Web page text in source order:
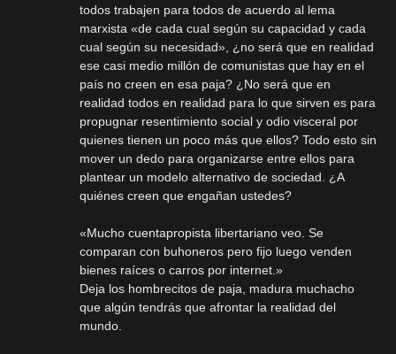
todos trabajen para todos de acuerdo al lema
marxista «de cada cual según su capacidad y cada
cual según su necesidad», ¿no será que en realidad
ese casi medio millón de comunistas que hay en el
país no creen en esa paja? ¿No será que en
realidad todos en realidad para lo que sirven es para
propugnar resentimiento social y odio visceral por
quienes tienen un poco más que ellos? Todo esto sin
mover un dedo para organizarse entre ellos para
plantear un modelo alternativo de sociedad. ¿A
quiénes creen que engañan ustedes?
«Mucho cuentapropista libertariano veo. Se
comparan con buhoneros pero fijo luego venden
bienes raíces o carros por internet.»
Deja los hombrecitos de paja, madura muchacho
que algún tendrás que afrontar la realidad del
mundo.